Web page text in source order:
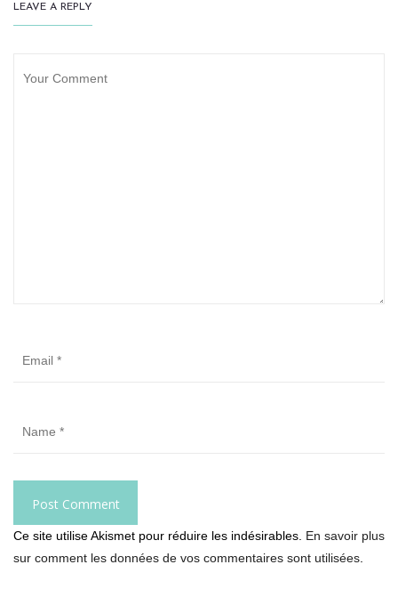
LEAVE A REPLY
Ce site utilise Akismet pour réduire les indésirables. En savoir plus
sur comment les données de vos commentaires sont utilisées